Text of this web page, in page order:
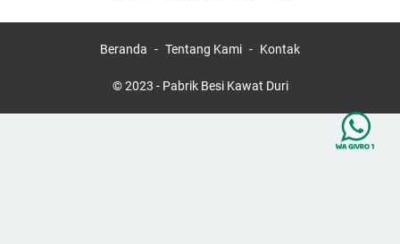
Beranda Tentang Kami Kontak
© 2023 - Pabrik Besi Kawat Duri